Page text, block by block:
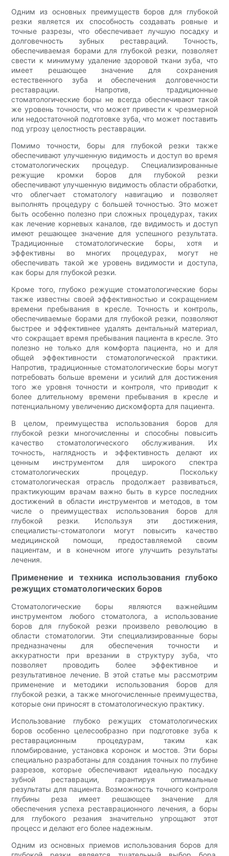
Одним из основных преимуществ боров для глубокой
резки является их способность создавать ровные и
точные разрезы, что обеспечивает лучшую посадку и
долговечность зубных реставраций. Точность,
обеспечиваемая борами для глубокой резки, позволяет
свести к минимуму удаление здоровой ткани зуба, что
имеет решающее значение для сохранения
естественного зуба и обеспечения долговечности
реставрации. Напротив, традиционные
стоматологические боры не всегда обеспечивают такой
же уровень точности, что может привести к чрезмерной
или недостаточной подготовке зуба, что может поставить
под угрозу целостность реставрации.
Помимо точности, боры для глубокой резки также
обеспечивают улучшенную видимость и доступ во время
стоматологических процедур. Специализированные
режущие кромки боров для глубокой резки
обеспечивают улучшенную видимость области обработки,
что облегчает стоматологу навигацию и позволяет
выполнять процедуру с большей точностью. Это может
быть особенно полезно при сложных процедурах, таких
как лечение корневых каналов, где видимость и доступ
имеют решающее значение для успешного результата.
Традиционные стоматологические боры, хотя и
эффективны во многих процедурах, могут не
обеспечивать такой же уровень видимости и доступа,
как боры для глубокой резки.
Кроме того, глубоко режущие стоматологические боры
также известны своей эффективностью и сокращением
времени пребывания в кресле. Точность и контроль,
обеспечиваемые борами для глубокой резки, позволяют
быстрее и эффективнее удалять дентальный материал,
что сокращает время пребывания пациента в кресле. Это
полезно не только для комфорта пациента, но и для
общей эффективности стоматологической практики.
Напротив, традиционные стоматологические боры могут
потребовать больше времени и усилий для достижения
того же уровня точности и контроля, что приводит к
более длительному времени пребывания в кресле и
потенциальному увеличению дискомфорта для пациента.
В целом, преимущества использования боров для
глубокой резки многочисленны и способны повысить
качество стоматологического обслуживания. Их
точность, наглядность и эффективность делают их
ценным инструментом для широкого спектра
стоматологических процедур. Поскольку
стоматологическая отрасль продолжает развиваться,
практикующим врачам важно быть в курсе последних
достижений в области инструментов и методов, в том
числе о преимуществах использования боров для
глубокой резки. Используя эти достижения,
специалисты-стоматологи могут повысить качество
медицинской помощи, предоставляемой своим
пациентам, и в конечном итоге улучшить результаты
лечения.
Применение и техника использования глубоко
режущих стоматологических боров
Стоматологические боры являются важнейшим
инструментом любого стоматолога, а использование
боров для глубокой резки произвело революцию в
области стоматологии. Эти специализированные боры
предназначены для обеспечения точности и
аккуратности при врезании в структуру зуба, что
позволяет проводить более эффективное и
результативное лечение. В этой статье мы рассмотрим
применение и методики использования боров для
глубокой резки, а также многочисленные преимущества,
которые они приносят в стоматологическую практику.
Использование глубоко режущих стоматологических
боров особенно целесообразно при подготовке зуба к
реставрационным процедурам, таким как
пломбирование, установка коронок и мостов. Эти боры
специально разработаны для создания точных по глубине
разрезов, которые обеспечивают идеальную посадку
зубной реставрации, гарантируя оптимальные
результаты для пациента. Возможность точного контроля
глубины реза имеет решающее значение для
обеспечения успеха реставрационного лечения, а боры
для глубокого резания значительно упрощают этот
процесс и делают его более надежным.
Одним из основных приемов использования боров для